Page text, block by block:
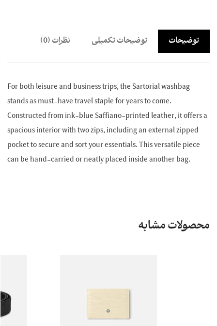
توضیحات توضیحات تکمیلی نظرات (0)
For both leisure and business trips, the Sartorial washbag
stands as must-have travel staple for years to come.
Constructed from ink-blue Saffiano-printed leather, it offers a
spacious interior with two zips, including an external zipped
pocket to secure and sort your essentials. This versatile piece
can be hand-carried or neatly placed inside another bag.
محصولات مشابه